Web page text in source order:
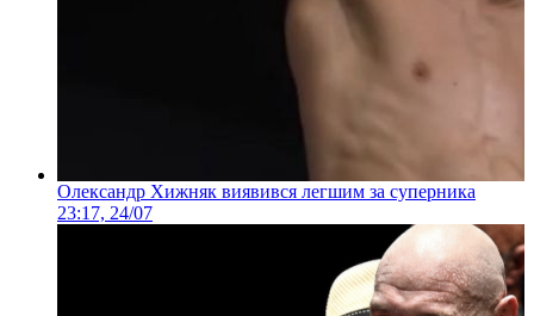
Олександр Хижняк виявився легшим за суперника
23:17, 24/07